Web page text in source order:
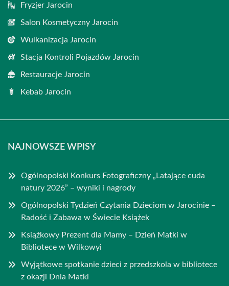
Fryzjer Jarocin
Salon Kosmetyczny Jarocin
Wulkanizacja Jarocin
Stacja Kontroli Pojazdów Jarocin
Restauracje Jarocin
Kebab Jarocin
NAJNOWSZE WPISY
Ogólnopolski Konkurs Fotograficzny „Latające cuda
natury 2026” – wyniki i nagrody
Ogólnopolski Tydzień Czytania Dzieciom w Jarocinie –
Radość i Zabawa w Świecie Książek
Książkowy Prezent dla Mamy – Dzień Matki w
Bibliotece w Wilkowyi
Wyjątkowe spotkanie dzieci z przedszkola w bibliotece
z okazji Dnia Matki